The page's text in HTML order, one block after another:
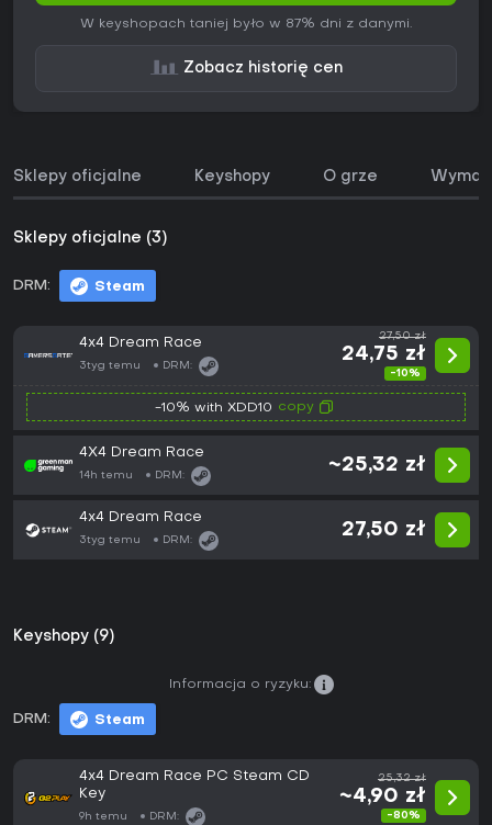
W keyshopach taniej było w 87% dni z danymi.
Zobacz historię cen
Sklepy oficjalne Keyshopy O grze
Sklepy oficjalne (3)
DRM: Steam
4x4 Dream Race
3tyg temu DRM:
27,50 zł
24,75 zł
-10%
-10% with XDD10 copy
4X4 Dream Race
14h temu DRM:
~25,32 zł
4x4 Dream Race
3tyg temu DRM:
27,50 zł
Keyshopy (9)
DRM: Steam
Informacja o ryzyku:
4x4 Dream Race PC Steam CD
Key
9h temu DRM:
25,32 zł
~4,90 zł
-80%